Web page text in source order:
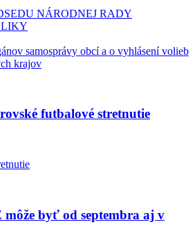
NÁRODNEJ RADY
samosprávy obcí a o vyhlásení volieb
krajov
futbalové stretnutie
byť od septembra aj v